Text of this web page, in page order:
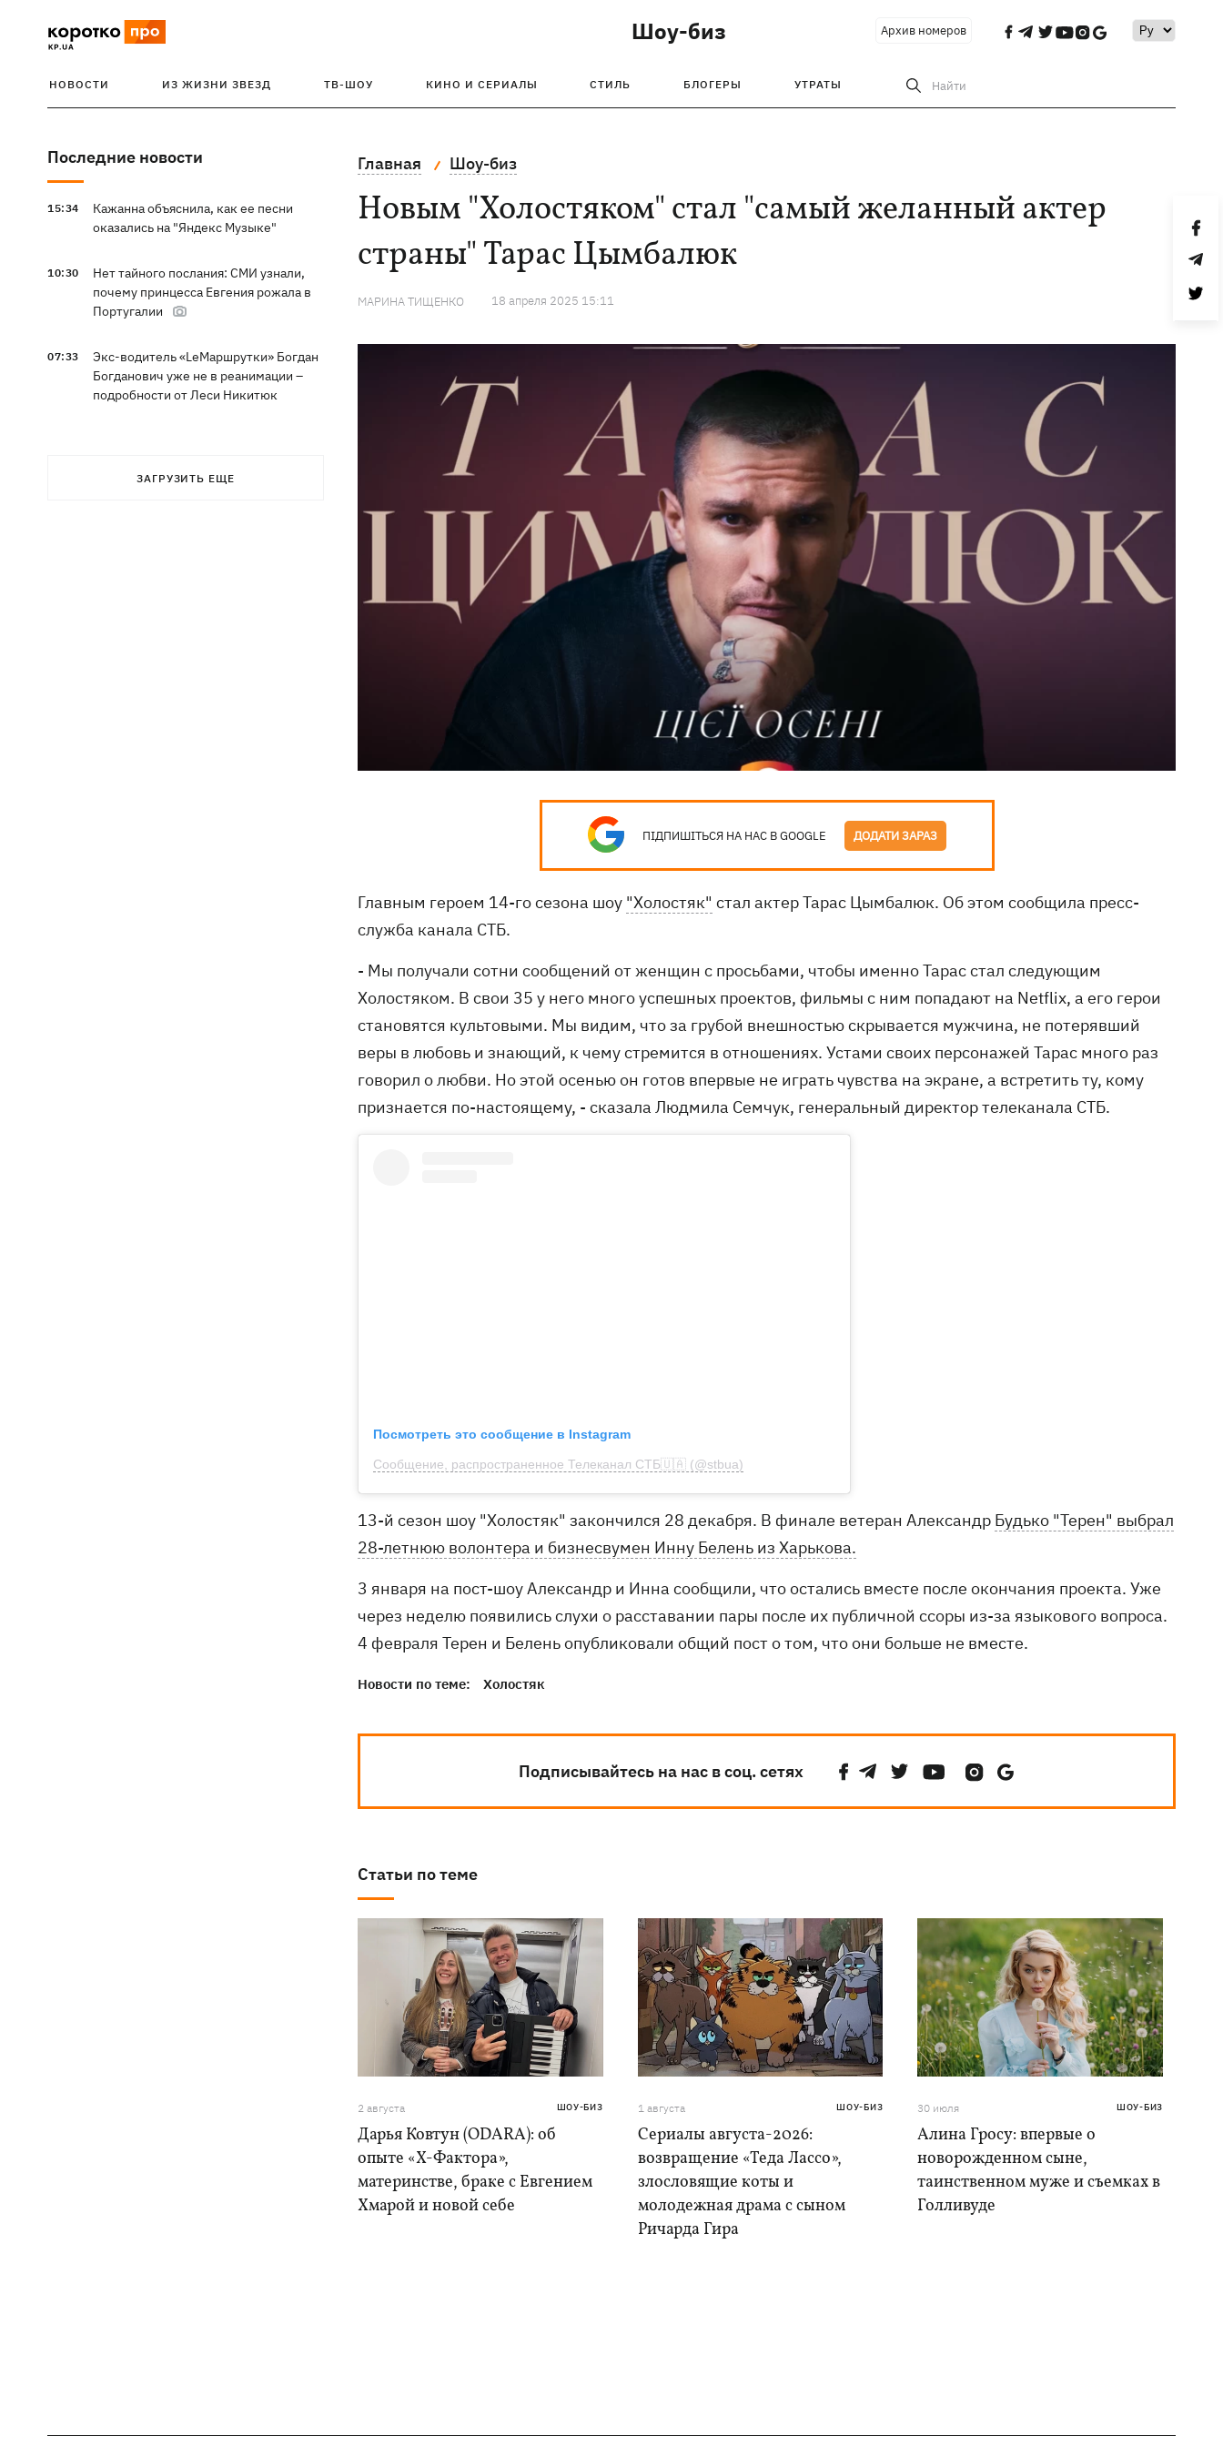
Шоу-биз Архив номеров
НОВОСТИ ИЗ ЖИЗНИ ЗВЕЗД ТВ-ШОУ КИНО И СЕРИАЛЫ СТИЛЬ БЛОГЕРЫ УТРАТЫ Найти
Последние новости
15:34
Кажанна объяснила, как ее песни
оказались на "Яндекс Музыке"
10:30
Нет тайного послания: СМИ узнали,
почему принцесса Евгения рожала в
Португалии
07:33
Экс-водитель «LeМаршрутки» Богдан
Богданович уже не в реанимации –
подробности от Леси Никитюк
ЗАГРУЗИТЬ ЕЩЕ
Главная Шоу-биз
Новым "Холостяком" стал "самый желанный актер
страны" Тарас Цымбалюк
МАРИНА ТИЩЕНКО 18 апреля 2025 15:11
ПІДПИШІТЬСЯ НА НАС В GOOGLE ДОДАТИ ЗАРАЗ
Главным героем 14-го сезона шоу "Холостяк" стал актер Тарас Цымбалюк. Об этом сообщила пресс-
служба канала СТБ.
- Мы получали сотни сообщений от женщин с просьбами, чтобы именно Тарас стал следующим
Холостяком. В свои 35 у него много успешных проектов, фильмы с ним попадают на Netflix, а его герои
становятся культовыми. Мы видим, что за грубой внешностью скрывается мужчина, не потерявший
веры в любовь и знающий, к чему стремится в отношениях. Устами своих персонажей Тарас много раз
говорил о любви. Но этой осенью он готов впервые не играть чувства на экране, а встретить ту, кому
признается по-настоящему, - сказала Людмила Семчук, генеральный директор телеканала СТБ.
Посмотреть это сообщение в Instagram
Сообщение, распространенное Телеканал СТБ🇺🇦 (@stbua)
13-й сезон шоу "Холостяк" закончился 28 декабря. В финале ветеран Александр Будько "Терен" выбрал
28-летнюю волонтера и бизнесвумен Инну Белень из Харькова.
3 января на пост-шоу Александр и Инна сообщили, что остались вместе после окончания проекта. Уже
через неделю появились слухи о расставании пары после их публичной ссоры из-за языкового вопроса.
4 февраля Терен и Белень опубликовали общий пост о том, что они больше не вместе.
Новости по теме: Холостяк
Подписывайтесь на нас в соц. сетях
Статьи по теме
2 августа ШОУ-БИЗ
Дарья Ковтун (ODARA): об
опыте «Х-Фактора»,
материнстве, браке с Евгением
Хмарой и новой себе
1 августа ШОУ-БИЗ
Сериалы августа-2026:
возвращение «Теда Лассо»,
злословящие коты и
молодежная драма с сыном
Ричарда Гира
30 июля ШОУ-БИЗ
Алина Гросу: впервые о
новорожденном сыне,
таинственном муже и съемках в
Голливуде